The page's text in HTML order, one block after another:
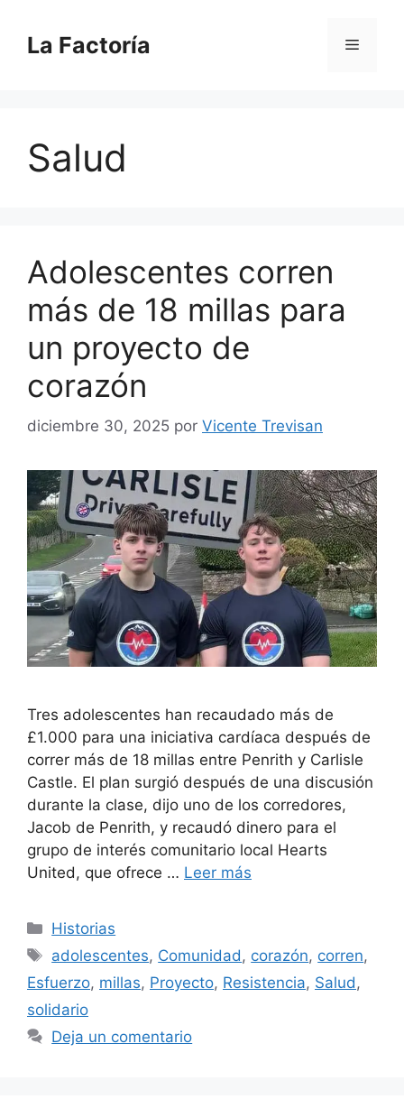
contenido
La Factoría Menú
Salud
Adolescentes corren
más de 18 millas para
un proyecto de
corazón
diciembre 30, 2025 por Vicente Trevisan
Tres adolescentes han recaudado más de
£1.000 para una iniciativa cardíaca después de
correr más de 18 millas entre Penrith y Carlisle
Castle. El plan surgió después de una discusión
durante la clase, dijo uno de los corredores,
Jacob de Penrith, y recaudó dinero para el
grupo de interés comunitario local Hearts
United, que ofrece … Leer más
Categorías
Historias
Etiquetas
adolescentes, Comunidad, corazón, corren,
Esfuerzo, millas, Proyecto, Resistencia, Salud,
solidario
Deja un comentario